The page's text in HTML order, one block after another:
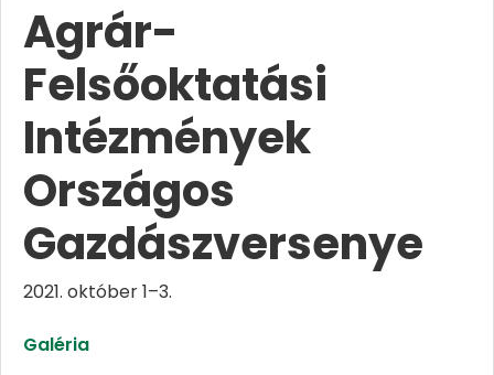
Agrár-
Felsőoktatási
Intézmények
Országos
Gazdászversenye
2021. október 1–3.
Galéria